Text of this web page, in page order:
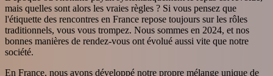
mais quelles sont alors les vraies règles ? Si vous pensez que
l'étiquette des rencontres en France repose toujours sur les rôles
traditionnels, vous vous trompez. Nous sommes en 2024, et nos
bonnes manières de rendez-vous ont évolué aussi vite que notre
société.
En France, nous avons développé notre propre mélange unique de